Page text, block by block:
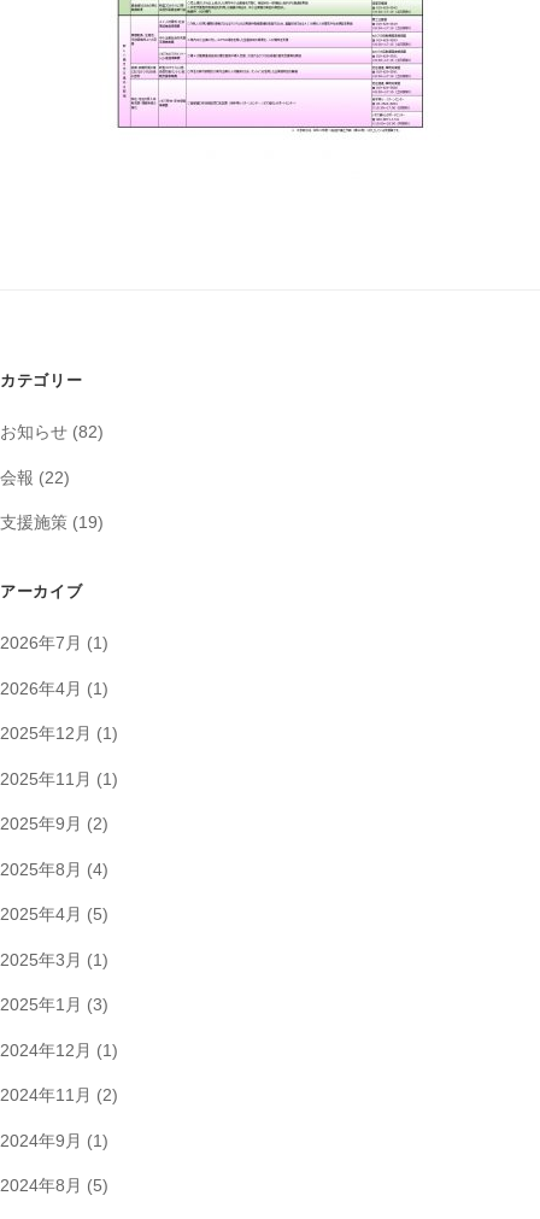
カテゴリー
お知らせ (82)
会報 (22)
支援施策 (19)
アーカイブ
2026年7月 (1)
2026年4月 (1)
2025年12月 (1)
2025年11月 (1)
2025年9月 (2)
2025年8月 (4)
2025年4月 (5)
2025年3月 (1)
2025年1月 (3)
2024年12月 (1)
2024年11月 (2)
2024年9月 (1)
2024年8月 (5)